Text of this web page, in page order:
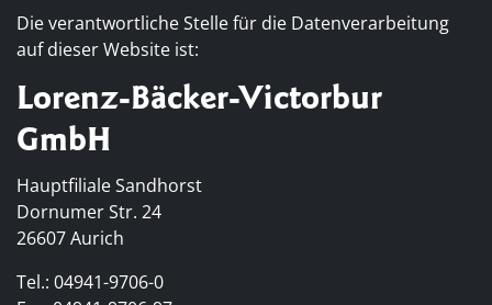
Die verantwortliche Stelle für die Datenverarbeitung
auf dieser Website ist:
Lorenz-Bäcker-Victorbur
GmbH
Hauptfiliale Sandhorst
Dornumer Str. 24
26607 Aurich
Tel.: 04941-9706-0